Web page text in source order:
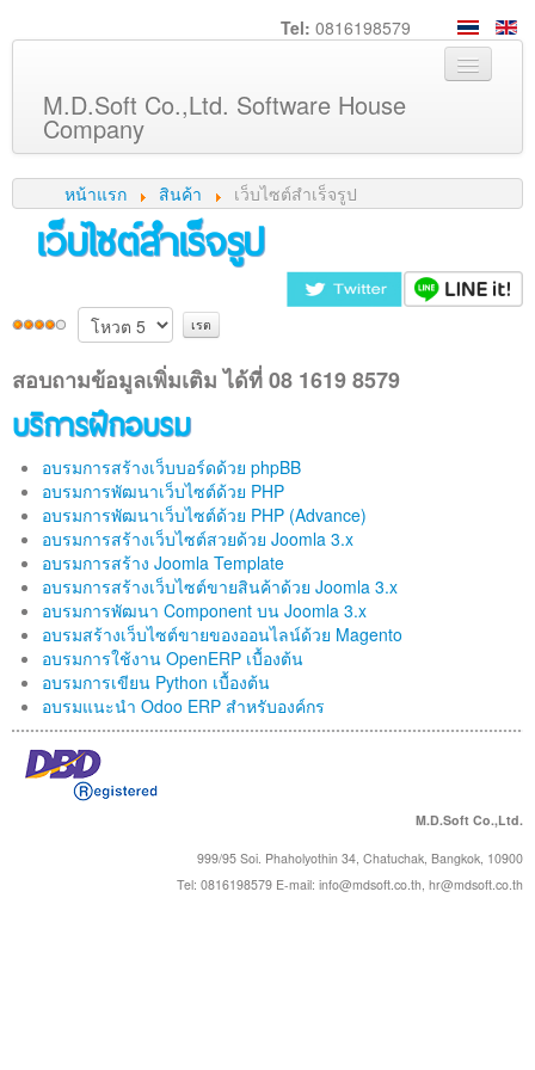
Tel: 0816198579
M.D.Soft Co.,Ltd. Software House
Company
หน้าหลัก
เกี่ยวกับเรา
บริการ
ความรู้
ลูกค้า
ภาพกิจกรรม
ร่วมงานกับเรา
ช่วยเหลือ
ติดต่อเรา
หน้าแรก สินค้า เว็บไซต์สำเร็จรูป
เว็บไซต์สำเร็จรูป
สอบถามข้อมูลเพิ่มเติม ได้ที่ 08 1619 8579
บริการฝึกอบรม
อบรมการสร้างเว็บบอร์ดด้วย phpBB
อบรมการพัฒนาเว็บไซต์ด้วย PHP
อบรมการพัฒนาเว็บไซต์ด้วย PHP (Advance)
อบรมการสร้างเว็บไซต์สวยด้วย Joomla 3.x
อบรมการสร้าง Joomla Template
อบรมการสร้างเว็บไซต์ขายสินค้าด้วย Joomla 3.x
อบรมการพัฒนา Component บน Joomla 3.x
อบรมสร้างเว็บไซต์ขายของออนไลน์ด้วย Magento
อบรมการใช้งาน OpenERP เบื้องต้น
อบรมการเขียน Python เบื้องต้น
อบรมแนะนำ Odoo ERP สำหรับองค์กร
M.D.Soft Co.,Ltd.
999/95 Soi. Phaholyothin 34, Chatuchak, Bangkok, 10900
Tel: 0816198579 E-mail: info@mdsoft.co.th, hr@mdsoft.co.th